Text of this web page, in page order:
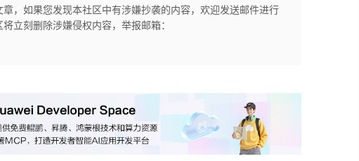
章，如果您发现本社区中有涉嫌抄袭的内容，欢迎发送邮件进行
立刻删除涉嫌侵权内容，举报邮箱：